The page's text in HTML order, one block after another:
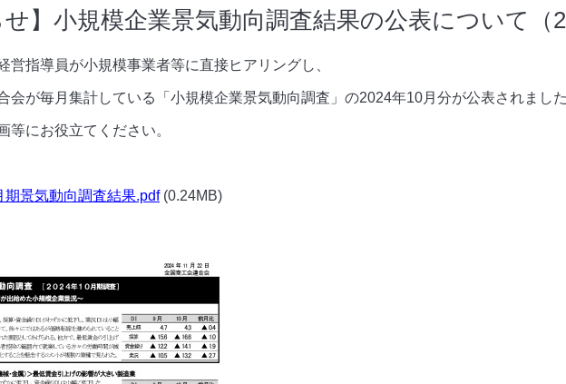
せ】小規模企業景気動向調査結果の公表について（
営指導員が小規模事業者等に直接ヒアリングし、
会が毎月集計している「小規模企業景気動向調査」の2024年10月分が公表されまし
等にお役立てください。
期景気動向調査結果.pdf (0.24MB)